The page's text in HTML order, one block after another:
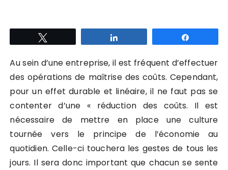
Au sein d’une entreprise, il est fréquent d’effectuer
des opérations de maîtrise des coûts. Cependant,
pour un effet durable et linéaire, il ne faut pas se
contenter d’une « réduction des coûts. Il est
nécessaire de mettre en place une culture
tournée vers le principe de l’économie au
quotidien. Celle-ci touchera les gestes de tous les
jours. Il sera donc important que chacun se sente